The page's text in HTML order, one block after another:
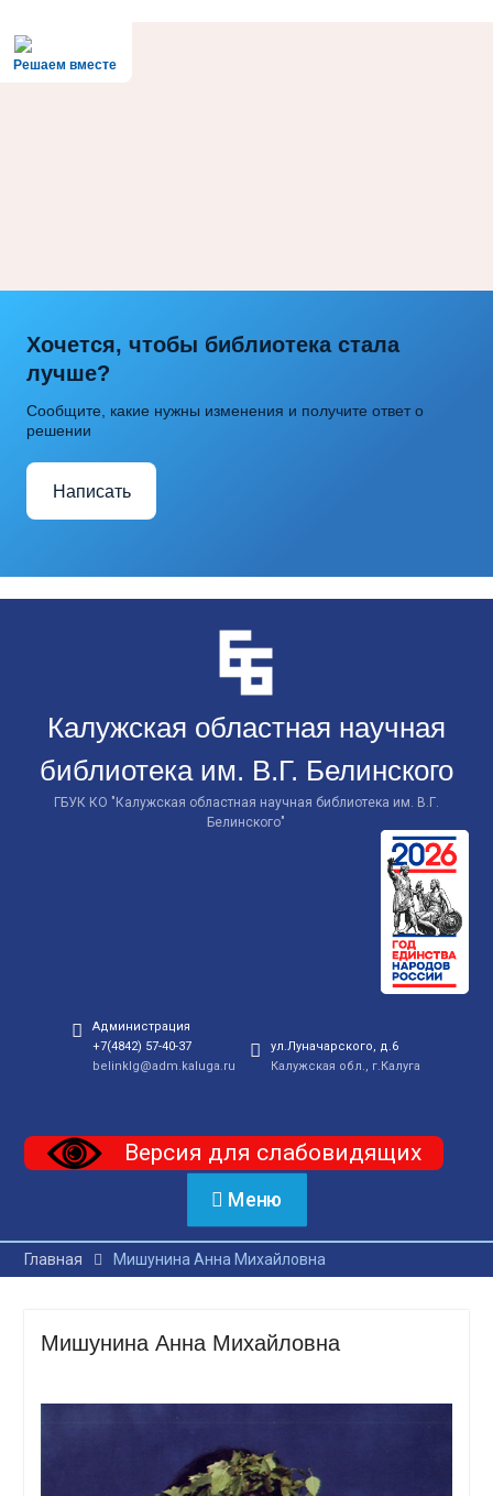
Решаем вместе
Хочется, чтобы библиотека стала
лучше?
Сообщите, какие нужны изменения и получите ответ о
решении
Написать
Калужская областная научная
библиотека им. В.Г. Белинского
ГБУК КО "Калужская областная научная библиотека им. В.Г.
Белинского"
Администрация
+7(4842) 57-40-37
belinklg@adm.kaluga.ru
ул.Луначарского, д.6
Калужская обл., г.Калуга
Версия для слабовидящих
Меню
Главная Мишунина Анна Михайловна
Мишунина Анна Михайловна